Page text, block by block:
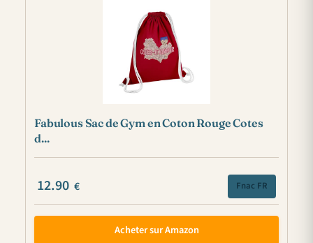
Fabulous Sac de Gym en Coton Rouge Cotes
d...
12.90 € Fnac FR
Acheter sur Amazon